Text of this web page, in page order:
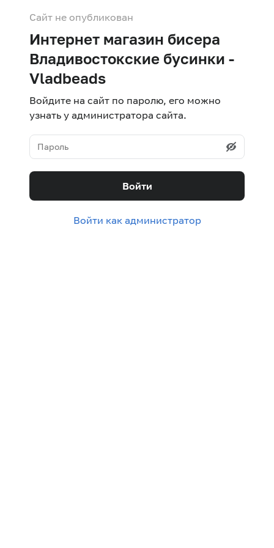
Сайт не опубликован
Интернет магазин бисера
Владивостокские бусинки -
Vladbeads
Войдите на сайт по паролю, его можно
узнать у администратора сайта.
Войти
Войти как администратор